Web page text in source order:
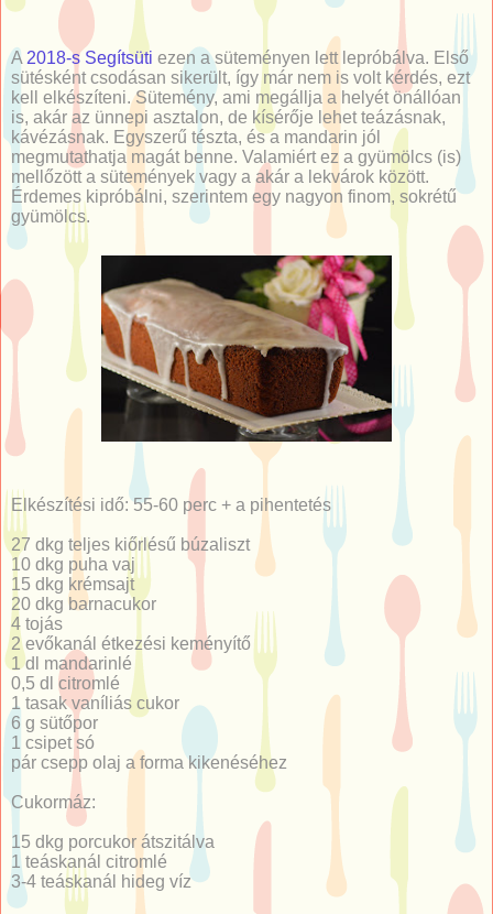
A 2018-s Segítsüti ezen a süteményen lett lepróbálva. Első
sütésként csodásan sikerült, így már nem is volt kérdés, ezt
kell elkészíteni. Sütemény, ami megállja a helyét önállóan
is, akár az ünnepi asztalon, de kísérője lehet teázásnak,
kávézásnak. Egyszerű tészta, és a mandarin jól
megmutathatja magát benne. Valamiért ez a gyümölcs (is)
mellőzött a sütemények vagy a akár a lekvárok között.
Érdemes kipróbálni, szerintem egy nagyon finom, sokrétű
gyümölcs.
Elkészítési idő: 55-60 perc + a pihentetés
27 dkg teljes kiőrlésű búzaliszt
10 dkg puha vaj
15 dkg krémsajt
20 dkg barnacukor
4 tojás
2 evőkanál étkezési keményítő
1 dl mandarinlé
0,5 dl citromlé
1 tasak vaníliás cukor
6 g sütőpor
1 csipet só
pár csepp olaj a forma kikenéséhez
Cukormáz:
15 dkg porcukor átszitálva
1 teáskanál citromlé
3-4 teáskanál hideg víz